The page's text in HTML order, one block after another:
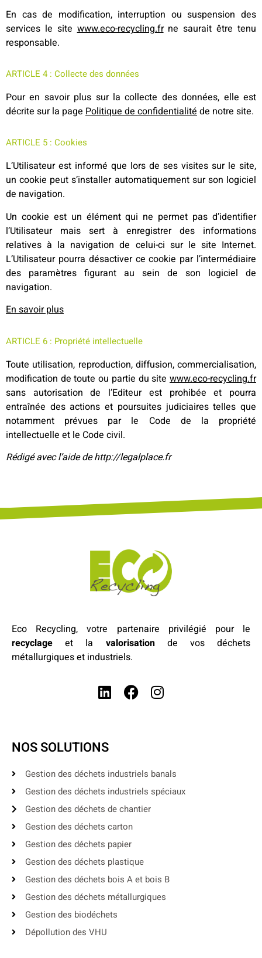
En cas de modification, interruption ou suspension des
services le site www.eco-recycling.frne saurait être tenu
responsable.
ARTICLE 4 : Collecte des données
Pour en savoir plus sur la collecte des données, elle est
décrite sur la page Politique de confidentialitéde notre site.
ARTICLE 5 : Cookies
L’Utilisateur est informé que lors de ses visites sur le site,
un cookie peut s’installer automatiquement sur son logiciel
de navigation.
Un cookie est un élément qui ne permet pas d’identifier
l’Utilisateur mais sert à enregistrer des informations
relatives à la navigation de celui-ci sur le site Internet.
L’Utilisateur pourra désactiver ce cookie par l’intermédiaire
des paramètres figurant au sein de son logiciel de
navigation.
En savoir plus
ARTICLE 6 : Propriété intellectuelle
Toute utilisation, reproduction, diffusion, commercialisation,
modification de toute ou partie du site www.eco-recycling.fr
sans autorisation de l’Editeur est prohibée et pourra
entraînée des actions et poursuites judiciaires telles que
notamment prévues par le Code de la propriété
intellectuelle et le Code civil.
Rédigé avec l’aide de http://legalplace.fr
Eco Recycling, votre partenaire privilégié pour le
recyclage et la valorisationde vos déchets
métallurgiques et industriels.
NOS SOLUTIONS
Gestion des déchets industriels banals
Gestion des déchets industriels spéciaux
Gestion des déchets de chantier
Gestion des déchets carton
Gestion des déchets papier
Gestion des déchets plastique
Gestion des déchets bois A et bois B
Gestion des déchets métallurgiques
Gestion des biodéchets
Dépollution des VHU